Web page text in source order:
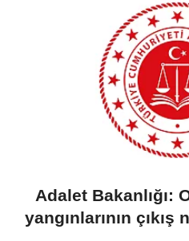
Adalet Bakanlığı:
yangınlarının çıkış